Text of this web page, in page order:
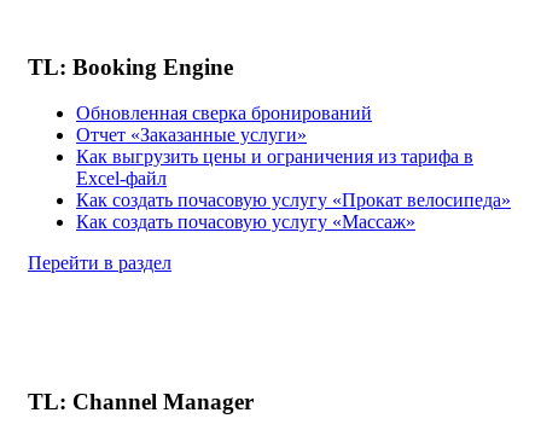
TL: Booking Engine
Обновленная сверка бронирований
Отчет «Заказанные услуги»
Как выгрузить цены и ограничения из тарифа в
Excel-файл
Как создать почасовую услугу «Прокат велосипеда»
Как создать почасовую услугу «Массаж»
Перейти в раздел
TL: Channel Manager